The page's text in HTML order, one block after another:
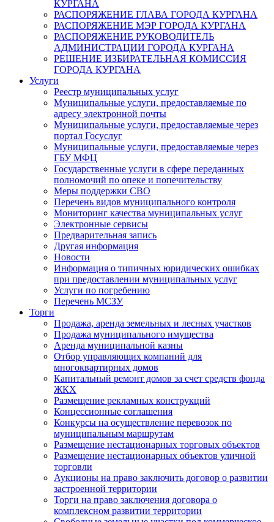
КУРГАНА
РАСПОРЯЖЕНИЕ ГЛАВА ГОРОДА КУРГАНА
РАСПОРЯЖЕНИЕ МЭР ГОРОДА КУРГАНА
РАСПОРЯЖЕНИЕ РУКОВОДИТЕЛЬ
АДМИНИСТРАЦИИ ГОРОДА КУРГАНА
РЕШЕНИЕ ИЗБИРАТЕЛЬНАЯ КОМИССИЯ
ГОРОДА КУРГАНА
Услуги
Реестр муниципальных услуг
Муниципальные услуги, предоставляемые по
адресу электронной почты
Муниципальные услуги, предоставляемые через
портал Госуслуг
Муниципальные услуги, предоставляемые через
ГБУ МФЦ
Государственные услуги в сфере переданных
полномочий по опеке и попечительству
Меры поддержки СВО
Перечень видов муниципального контроля
Мониторинг качества муниципальных услуг
Электронные сервисы
Предварительная запись
Другая информация
Новости
Информация о типичных юридических ошибках
при предоставлении муниципальных услуг
Услуги по погребению
Перечень МСЗУ
Торги
Продажа, аренда земельных и лесных участков
Продажа муниципального имущества
Аренда муниципальной казны
Отбор управляющих компаний для
многоквартирных домов
Капитальный ремонт домов за счет средств фонда
ЖКХ
Размещение рекламных конструкций
Концессионные соглашения
Конкурсы на осуществление перевозок по
муниципальным маршрутам
Размещение нестационарных торговых объектов
Размещение нестационарных объектов уличной
торговли
Аукционы на право заключить договор о развитии
застроенной территории
Торги на право заключения договора о
комплексном развитии территории